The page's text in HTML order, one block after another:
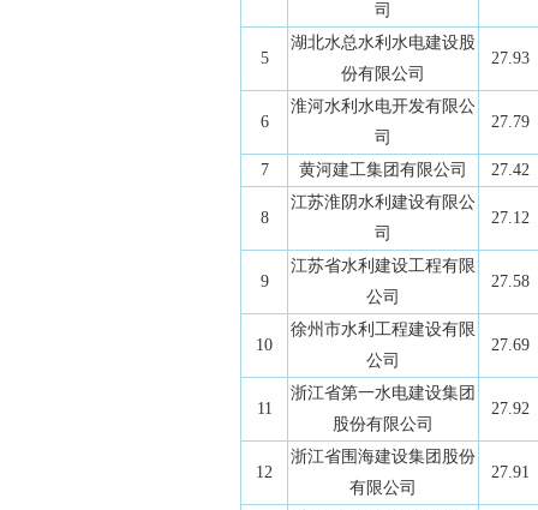
司
5
湖北水总水利水电建设股
份有限公司
27.93
6
淮河水利水电开发有限公
司
27.79
7 黄河建工集团有限公司 27.42
8
江苏淮阴水利建设有限公
司
27.12
9
江苏省水利建设工程有限
公司
27.58
10
徐州市水利工程建设有限
公司
27.69
11
浙江省第一水电建设集团
股份有限公司
27.92
12
浙江省围海建设集团股份
有限公司
27.91